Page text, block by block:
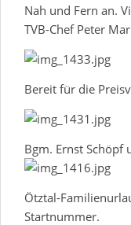
Nah und Fern an.
TVB-Chef Peter
Bereit für die
Bgm. Ernst Schöpf
Ötztal-
Startnummer.